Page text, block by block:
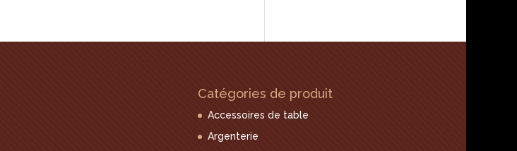
Catégories de produit
Accessoires de table
Argenterie